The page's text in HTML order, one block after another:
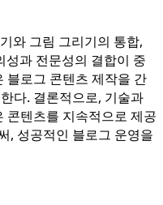
와 그림 그리기의 통합,
성과 전문성의 결합이 중
블로그 콘텐츠 제작을 간
다. 결론적으로, 기술과
콘텐츠를 지속적으로 제공
, 성공적인 블로그 운영을